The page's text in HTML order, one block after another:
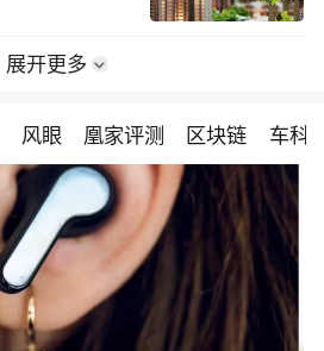
展开更多
风眼 凰家评测 区块链 车科